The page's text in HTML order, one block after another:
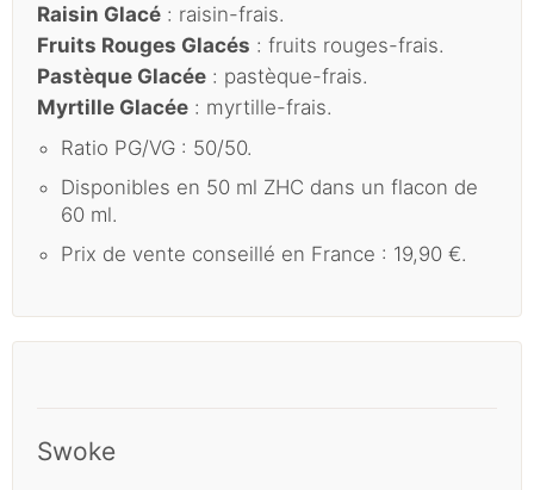
Raisin Glacé : raisin-frais.
Fruits Rouges Glacés : fruits rouges-frais.
Pastèque Glacée : pastèque-frais.
Myrtille Glacée : myrtille-frais.
Ratio PG/VG : 50/50.
Disponibles en 50 ml ZHC dans un flacon de
60 ml.
Prix de vente conseillé en France : 19,90 €.
Swoke